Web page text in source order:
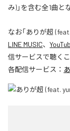
み)」を含む全1曲と
なお「ありが超
LINE MUSIC、
信サービスで聴く
各配信サービス：